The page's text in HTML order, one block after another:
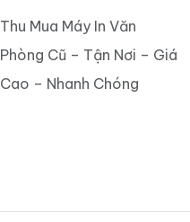
Thu Mua Máy In Văn
Phòng Cũ – Tận Nơi – Giá
Cao – Nhanh Chóng